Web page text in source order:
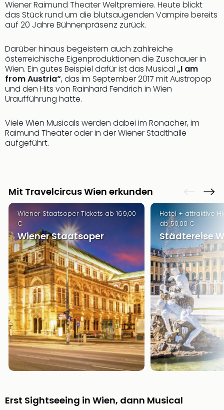
Wiener Raimund Theater Weltpremiere. Heute blickt
das Stück rund um die blutsaugenden Vampire bereits
auf 20 Jahre Bühnenpräsenz zurück.
Darüber hinaus begeistern auch zahlreiche
österreichische Eigenproduktionen die Zuschauer in
Wien. Ein gutes Beispiel dafür ist das Musical „I am
from Austria“, das im September 2017 mit Austropop
und den Hits von Rainhard Fendrich in Wien
Uraufführung hatte.
Viele Wien Musicals werden dabei im Ronacher, im
Raimund Theater oder in der Wiener Stadthalle
aufgeführt.
Mit Travelcircus Wien erkunden
Wiener Staatsoper Tickets ab 169,00
€
Wiener Staatsoper
Hotel + attraktive
ab 50,00 €
Städtereise
Erst Sightseeing in Wien, dann Musical